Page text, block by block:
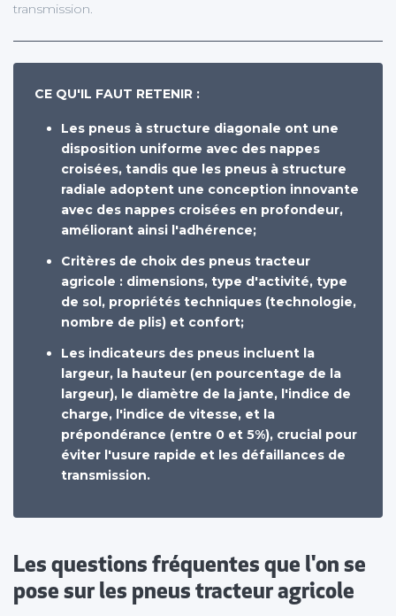
transmission.
CE QU'IL FAUT RETENIR :
Les pneus à structure diagonale ont une
disposition uniforme avec des nappes
croisées, tandis que les pneus à structure
radiale adoptent une conception innovante
avec des nappes croisées en profondeur,
améliorant ainsi l'adhérence;
Critères de choix des pneus tracteur
agricole : dimensions, type d'activité, type
de sol, propriétés techniques (technologie,
nombre de plis) et confort;
Les indicateurs des pneus incluent la
largeur, la hauteur (en pourcentage de la
largeur), le diamètre de la jante, l'indice de
charge, l'indice de vitesse, et la
prépondérance (entre 0 et 5%), crucial pour
éviter l'usure rapide et les défaillances de
transmission.
Les questions fréquentes que l'on se
pose sur les pneus tracteur agricole